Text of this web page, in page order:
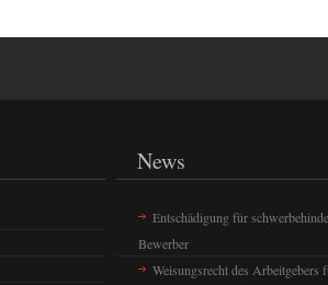
News
Entschädigung für
Bewerber
Weisungsrecht des Arbeitgebers